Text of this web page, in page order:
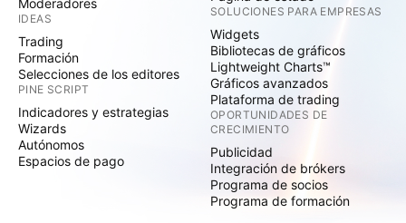
Moderadores
IDEAS
Trading
Formación
Selecciones de los editores
PINE SCRIPT
Indicadores y estrategias
Wizards
Autónomos
Espacios de pago
SOLUCIONES PARA EMPRESAS
Widgets
Bibliotecas de gráficos
Lightweight Charts™
Gráficos avanzados
Plataforma de trading
OPORTUNIDADES DE
CRECIMIENTO
Publicidad
Integración de brókers
Programa de socios
Programa de formación